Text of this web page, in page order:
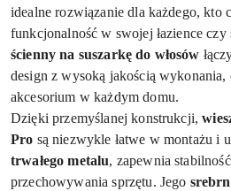
idealne rozwiązanie dla każdego, kto
funkcjonalność w swojej łazience
ścienny na suszarkę do włosów
design z wysoką jakością
akcesorium w każdym domu.
Dzięki przemyślanej konstrukcji,
Pro są niezwykle łatwe w montażu i
trwałego metalu, zapewnia
przechowywania sprzętu. Jego